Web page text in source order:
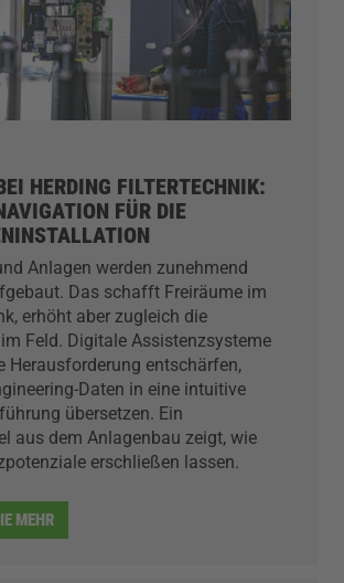
HERDING FILTERTECHNIK:
FÜR DIE
Anlagen werden zunehmend
Das schafft Freiräume im
erhöht aber zugleich die
Feld. Digitale Assistenzsysteme
Herausforderung entschärfen,
Daten in eine intuitive
übersetzen. Ein
aus dem Anlagenbau zeigt, wie
erschließen lassen.
MEHR